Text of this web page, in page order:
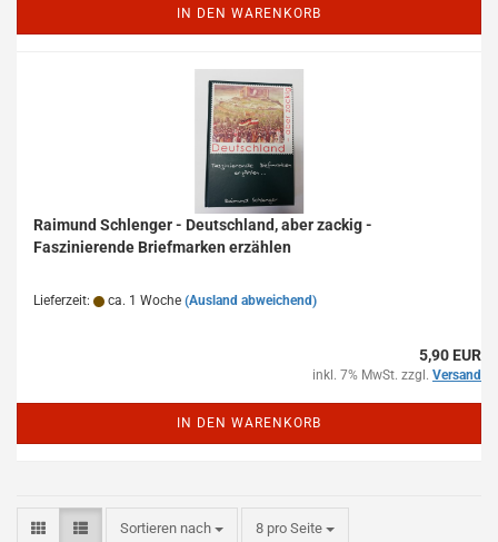
IN DEN WARENKORB
Raimund Schlenger - Deutschland, aber zackig -
Faszinierende Briefmarken erzählen
Lieferzeit: ca. 1 Woche (Ausland abweichend)
5,90 EUR
inkl. 7% MwSt. zzgl. Versand
IN DEN WARENKORB
Sortieren nach
Sortieren nach 8 pro Seite
pro Seite